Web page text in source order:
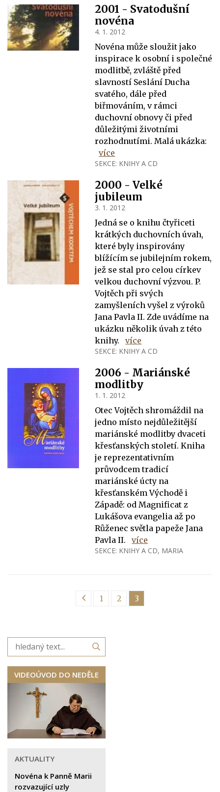
2001 - Svatodušní
novéna
4. 1. 2012
Novéna může sloužit jako
inspirace k osobní i společné
modlitbě, zvláště před
slavností Seslání Ducha
svatého, dále před
biřmováním, v rámci
duchovní obnovy či před
důležitými životními
rozhodnutími. Malá ukázka:
více
SEKCE: KNIHY A CD
2000 - Velké
jubileum
3. 1. 2012
Jedná se o knihu čtyřiceti
krátkých duchovních úvah,
které byly inspirovány
blížícím se jubilejním rokem,
jež se stal pro celou církev
velkou duchovní výzvou. P.
Vojtěch při svých
zamyšleních vyšel z výroků
Jana Pavla II. Zde uvádíme na
ukázku několik úvah z této
knihy.
více
SEKCE: KNIHY A CD
2006 - Mariánské
modlitby
1. 1. 2012
Otec Vojtěch shromáždil na
jedno místo nejdůležitější
mariánské modlitby dvaceti
křesťanských století. Kniha
je reprezentativním
průvodcem tradicí
mariánské úcty na
křesťanském Východě i
Západě: od Magnificat z
Lukášova evangelia až po
Růženec světla papeže Jana
Pavla II.
více
SEKCE: KNIHY A CD, MARIA
1 2 3
VIDEOÚVOD DO NEDĚLE
AKTUALITY
Novéna k Panně Marii
rozvazující uzly